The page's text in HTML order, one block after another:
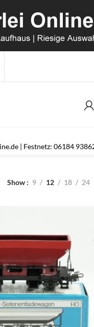
| Festnetz: 06184
Show 9 12 18 24